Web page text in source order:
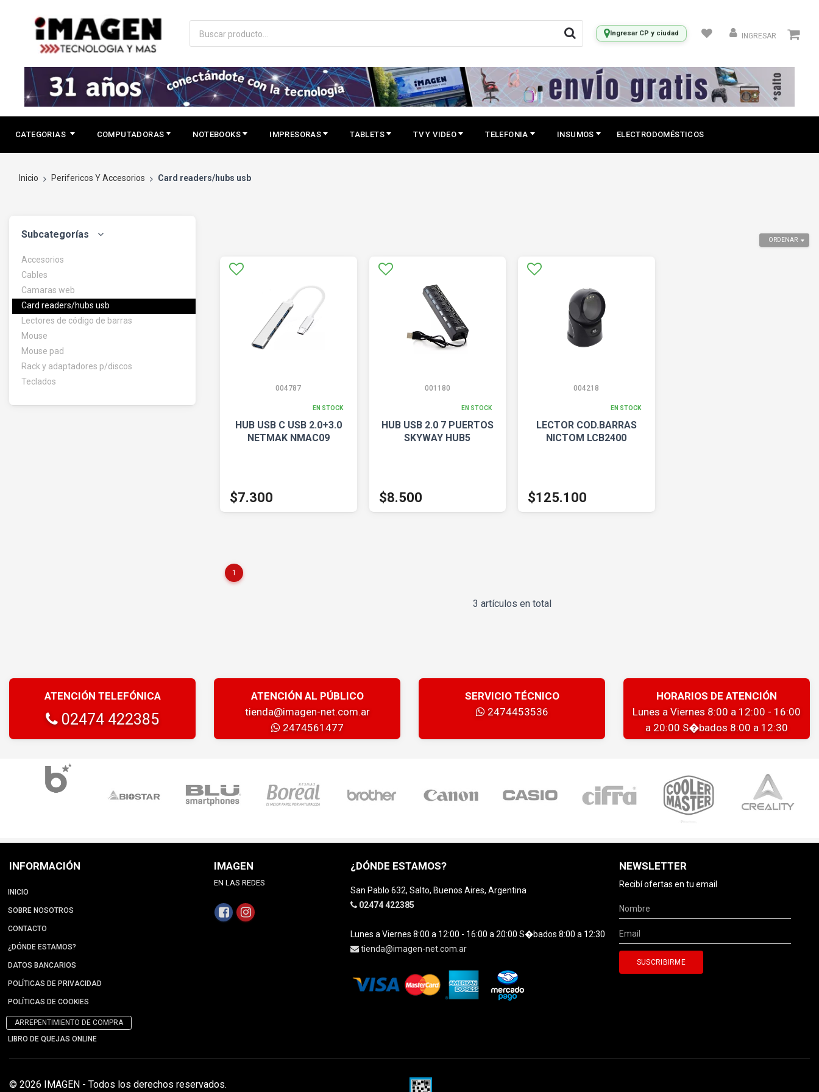
Ingresar CP y ciudad INGRESAR
CATEGORIAS COMPUTADORAS NOTEBOOKS IMPRESORAS TABLETS TV Y VIDEO TELEFONIA INSUMOS ELECTRODOMÉSTICOS
Inicio Perifericos Y Accesorios Card readers/hubs usb
Subcategorías
Accesorios
Cables
Camaras web
Card readers/hubs usb
Lectores de código de barras
Mouse
Mouse pad
Rack y adaptadores p/discos
Teclados
ORDENAR
004787
EN STOCK
HUB USB C USB 2.0+3.0
NETMAK NMAC09
$7.300
001180
EN STOCK
HUB USB 2.0 7 PUERTOS
SKYWAY HUB5
$8.500
004218
EN STOCK
LECTOR COD.BARRAS
NICTOM LCB2400
$125.100
1
3 artículos en total
ATENCIÓN TELEFÓNICA
02474 422385
ATENCIÓN AL PÚBLICO
tienda@imagen-net.com.ar
2474561477
SERVICIO TÉCNICO
2474453536
HORARIOS DE ATENCIÓN
Lunes a Viernes 8:00 a 12:00 - 16:00
a 20:00 S�bados 8:00 a 12:30
INFORMACIÓN
INICIO
SOBRE NOSOTROS
CONTACTO
¿DÓNDE ESTAMOS?
DATOS BANCARIOS
POLÍTICAS DE PRIVACIDAD
POLÍTICAS DE COOKIES
ARREPENTIMIENTO DE COMPRA
LIBRO DE QUEJAS ONLINE
IMAGEN
EN LAS REDES
¿DÓNDE ESTAMOS?
San Pablo 632, Salto, Buenos Aires, Argentina
02474 422385
Lunes a Viernes 8:00 a 12:00 - 16:00 a 20:00 S�bados 8:00 a 12:30
tienda@imagen-net.com.ar
NEWSLETTER
Recibí ofertas en tu email
© 2026 IMAGEN - Todos los derechos reservados.